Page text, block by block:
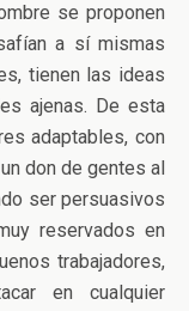
se proponen
a sí mismas
tienen las ideas
ajenas. De esta
adaptables, con
don de gentes al
ser persuasivos
reservados en
trabajadores,
en cualquier